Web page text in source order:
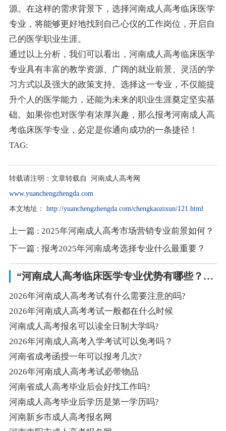
源。在这样的需求背景下，选择河南成人高考临床医学
专业，将能够更好地找到自己心仪的工作岗位，开启自
己的医学职业生涯。
通过以上分析，我们可以看出，河南成人高考临床医学
专业具有丰富的教学资源、广阔的就业前景、灵活的学
习方式以及强大的政策支持。选择这一专业，不仅能提
升个人的医学能力，还能为未来的职业生涯奠定坚实基
础。如果你也对医学有浓厚兴趣，那么报考河南成人高
考临床医学专业，必定是你通向成功的一条捷径！
TAG:
转载请注明： 文章转载自 河南成人高考网
www.yuanchengzhengda.com
本文地址：
http://yuanchengzhengda.com/chengkaozixun/121.html
上一篇 : 2025年河南成人高考市场营销专业前景如何？
下一篇 : 报考2025年河南成考选择专业什么最重要？
“河南成人高考临床医学专业优势有哪些？”相关阅读
2026年河南成人高考考试有什么需要注意的吗?
2026年河南成人高考考试一般都在什么时候
河南成人高考报名可以读全日制大学吗?
2026年河南成人高考入学考试可以免考吗？
河南省成考函授一年可以报考几次?
2026年河南成人高考考试必带物品
河南省成人高考毕业后会好找工作吗?
河南成人高考毕业后学历是第一学历吗?
河南新乡市成人高考报名网